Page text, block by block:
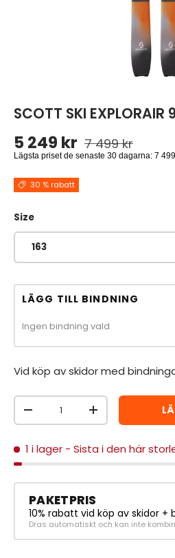
SCOTT SKI
Reapris
5 249 kr Ordinarie pris
7 499 kr
Lägsta priset de senaste 30 dagarna: 7
30 % rabatt
Size
163
LÄGG TILL BINDNING
Ingen bindning vald
Vid köp av skidor med
Antal
MINSKA ANTALÖKA ANTAL
1 i lager - Sista i den här
PAKETPRIS
10% rabatt vid köp av skidor +
Dras automatiskt och kan inte